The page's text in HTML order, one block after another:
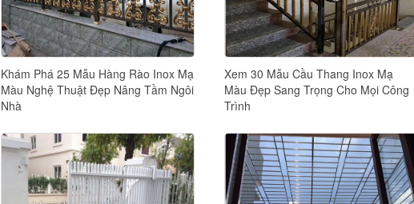
Khám Phá 25 Mẫu Hàng Rào Inox Mạ
Màu Nghệ Thuật Đẹp Nâng Tầm Ngôi
Nhà
Xem 30 Mẫu Cầu Thang Inox Mạ
Màu Đẹp Sang Trọng Cho Mọi Công
Trình